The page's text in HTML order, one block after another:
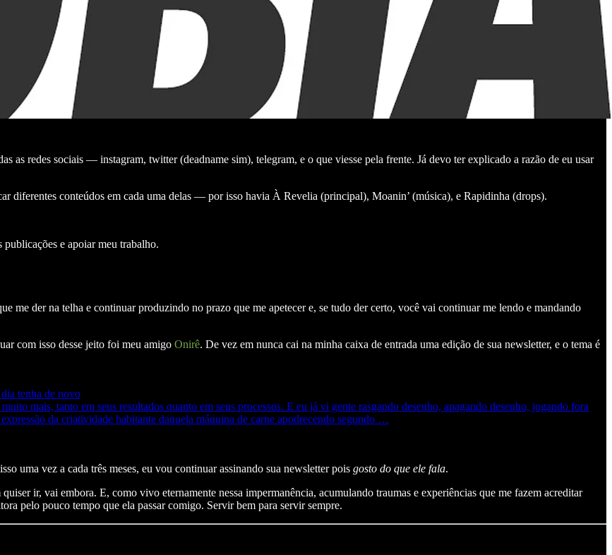
as redes sociais — instagram, twitter (deadname sim), telegram, e o que viesse pela frente. Já devo ter explicado a razão de eu usar
diferentes conteúdos em cada uma delas — por isso havia À Revelia (principal), Moanin’ (música), e Rapidinha (drops).
e apoiar meu trabalho.
me der na telha e continuar produzindo no prazo que me apetecer e, se tudo der certo, você vai continuar me lendo e mandando
com isso desse jeito foi meu amigo Onirê. De vez em nunca cai na minha caixa de entrada uma edição de sua newsletter, e o tema é
tenha de novo
mais, tanto em seus resultados quanto em seus processos. E eu já vi gente rasgando desenho, apagando desenho, jogando fora
da criatividade habitante daquela máquina de carne apodrecendo segundo …
uma vez a cada três meses, eu vou continuar assinando sua newsletter pois gosto do que ele fala.
ir, vai embora. E, como vivo eternamente nessa impermanência, acumulando traumas e experiências que me fazem acreditar
pelo pouco tempo que ela passar comigo. Servir bem para servir sempre.